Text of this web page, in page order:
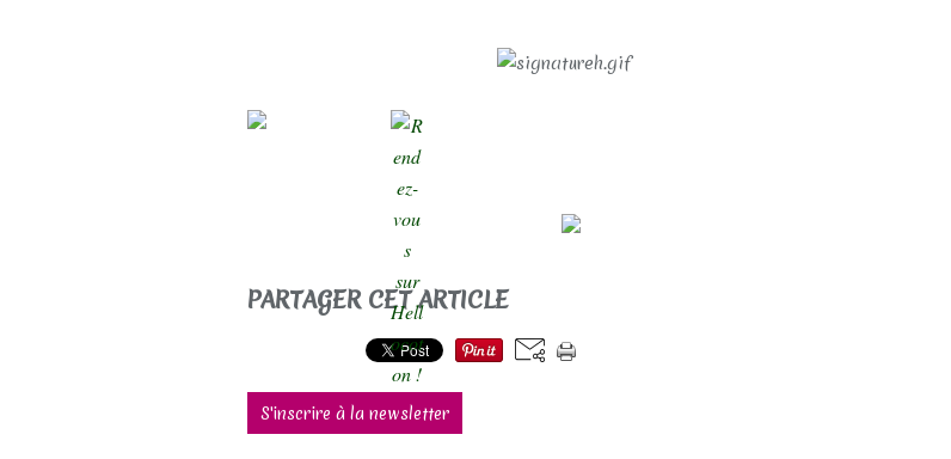
PARTAGER CET ARTICLE
S'inscrire à la newsletter